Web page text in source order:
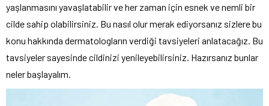
yaşlanmasını yavaşlatabilir ve her zaman için esnek ve nemli bir
cilde sahip olabilirsiniz. Bu nasıl olur merak ediyorsanız sizlere bu
konu hakkında dermatologların verdiği tavsiyeleri anlatacağız. Bu
tavsiyeler sayesinde cildinizi yenileyebilirsiniz. Hazırsanız bunlar
neler başlayalım.